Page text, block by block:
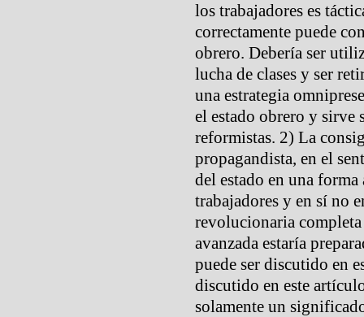
los trabajadores es
correctamente puede
obrero. Debería ser
lucha de clases y ser
una estrategia
el estado obrero y sirve
reformistas. 2) La
propagandista, en el
del estado en una
trabajadores y en sí no
revolucionaria completa
avanzada estaría
puede ser discutido en
discutido en este
solamente un